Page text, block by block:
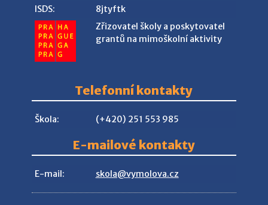
ISDS:
8jtyftk
Zřizovatel školy a poskytovatel
grantů na mimoškolní aktivity
Telefonní kontakty
Škola: (+420) 251 553 985
E-mailové kontakty
E-mail: skola@vymolova.cz